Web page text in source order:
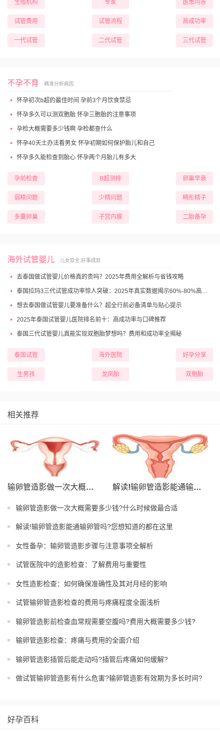
生殖机构 专家 医患问答
试管费用 试管流程 高成功率
一代试管 二代试管 三代试管
不孕不育 精准分析病因
怀孕初次b超的最佳时间 孕前3个月饮食禁忌
怀孕多久可以测双胞胎 怀孕三胞胎的注意事项
孕检大概需要多少钱啊 孕检都查什么
怀孕40天土办法看男女 怀孕初期如何保护胎儿和自己
怀孕多久能检查到胎心 怀孕两个月胎儿有多大
孕前检查 B超测排 卵巢早衰
弱精问题 少精问题 畸形精子
多囊卵巢 子宫内膜 二胎备孕
海外试管婴儿 儿女双全,好事成双
去泰国做试管婴儿价格真的贵吗？2025年费用全解析与省钱攻略
泰国拉玛3三代试管成功率惊人突破：2025年真实数据揭示60%-80%高成功妊娠率
想去泰国做试管婴儿要准备什么？超全行前必备清单与贴心提示
2025年泰国试管婴儿医院排名前十：高成功率与口碑推荐
泰国三代试管婴儿真能实现双胞胎梦想吗？费用和成功率全揭秘
泰国试管 海外医院 好孕分享
生男孩 龙凤胎 双胞胎
相关推荐
输卵管造影做一次大概需要多少钱?什么时候做最合适 解读!输卵管造影能通输卵管吗?您想知道的都在这里
输卵管造影做一次大概需要多少钱?什么时候做最合适
解读!输卵管造影能通输卵管吗?您想知道的都在这里
女性备孕：输卵管造影步骤与注意事项全解析
试管医院中的造影检查：了解费用与重要性
女性造影检查：如何确保准确性及其对月经的影响
试管输卵管造影检查的费用与疼痛程度全面浅析
输卵管造影前检查血常规需要空腹吗?费用大概需要多少钱?
输卵管造影检查：疼痛与费用的全面介绍
输卵管造影插管后能走动吗?插管后疼痛如何缓解?
做试管输卵管造影有什么危害?输卵管造影有效期为多长时间?
好孕百科